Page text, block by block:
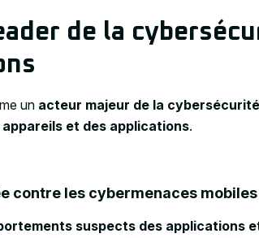
de la
un acteur majeur de la
et des applications.
contre les cybermenaces mobiles
suspects des applications